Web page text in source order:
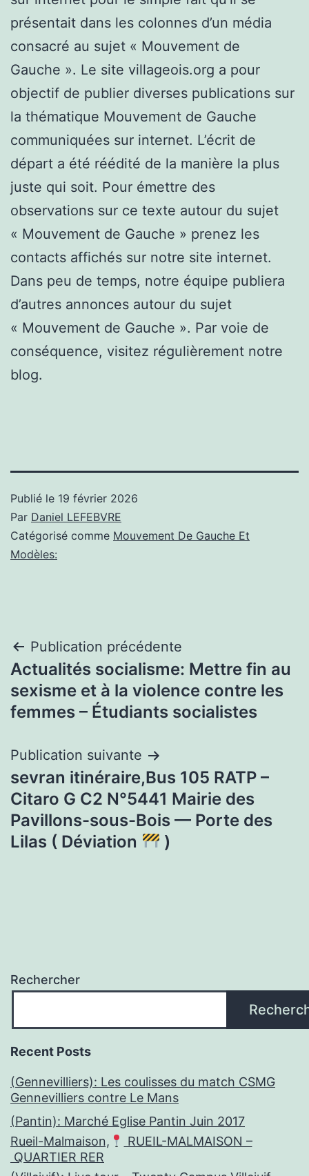
présentait dans les colonnes d’un média
consacré au sujet « Mouvement de
Gauche ». Le site villageois.org a pour
objectif de publier diverses publications sur
la thématique Mouvement de Gauche
communiquées sur internet. L’écrit de
départ a été réédité de la manière la plus
juste qui soit. Pour émettre des
observations sur ce texte autour du sujet
« Mouvement de Gauche » prenez les
contacts affichés sur notre site internet.
Dans peu de temps, notre équipe publiera
d’autres annonces autour du sujet
« Mouvement de Gauche ». Par voie de
conséquence, visitez régulièrement notre
blog.
Publié le 19 février 2026
Par Daniel LEFEBVRE
Catégorisé comme Mouvement De Gauche Et
Modèles:
Navigation
de
l’article
Publication précédente
Actualités socialisme: Mettre fin au
sexisme et à la violence contre les
femmes – Étudiants socialistes
Publication suivante
sevran itinéraire,Bus 105 RATP –
Citaro G C2 N°5441 Mairie des
Pavillons-sous-Bois — Porte des
Lilas ( Déviation
)
Rechercher
Recent Posts
(Gennevilliers): Les coulisses du match CSMG
Gennevilliers contre Le Mans
(Pantin): Marché Eglise Pantin Juin 2017
Rueil-Malmaison,
RUEIL-MALMAISON –
QUARTIER RER